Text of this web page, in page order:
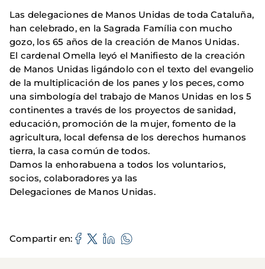
Las delegaciones de Manos Unidas de toda Cataluña,
han celebrado, en la Sagrada Família con mucho
gozo, los 65 años de la creación de Manos Unidas.
El cardenal Omella leyó el Manifiesto de la creación
de Manos Unidas ligándolo con el texto del evangelio
de la multiplicación de los panes y los peces, como
una simbología del trabajo de Manos Unidas en los 5
continentes a través de los proyectos de sanidad,
educación, promoción de la mujer, fomento de la
agricultura, local defensa de los derechos humanos
tierra, la casa común de todos.
Damos la enhorabuena a todos los voluntarios,
socios, colaboradores ya las
Delegaciones de Manos Unidas.
Compartir en